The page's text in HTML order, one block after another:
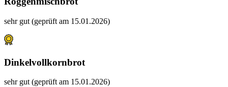
sehr gut (geprüft am 15.01.2026)
Dinkelvollkornbrot
sehr gut (geprüft am 15.01.2026)